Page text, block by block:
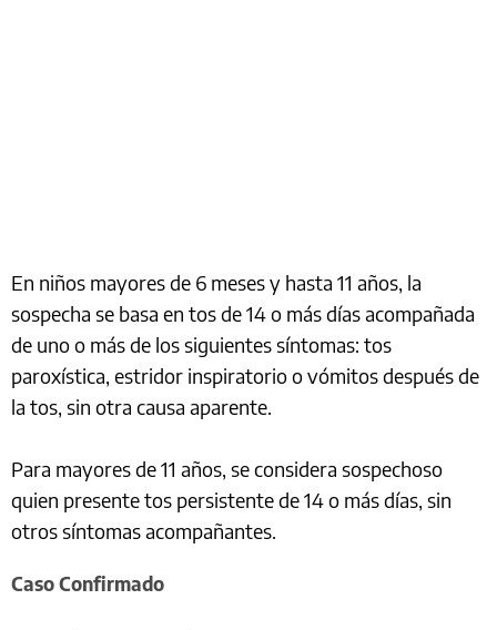
En niños mayores de 6 meses y hasta 11 años, la
sospecha se basa en tos de 14 o más días acompañada
de uno o más de los siguientes síntomas: tos
paroxística, estridor inspiratorio o vómitos después de
la tos, sin otra causa aparente.
Para mayores de 11 años, se considera sospechoso
quien presente tos persistente de 14 o más días, sin
otros síntomas acompañantes.
Caso Confirmado